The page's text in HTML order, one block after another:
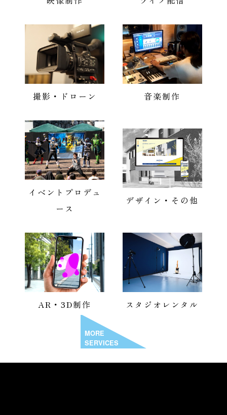
撮影・ドローン 音楽制作
イベントプロデュ
ース
デザイン・その他
AR・3D制作 スタジオレンタル
MORE
SERVICES